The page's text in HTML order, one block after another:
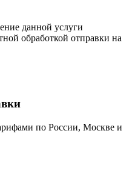
данной услуги
обработкой отправки на
по России, Москве и